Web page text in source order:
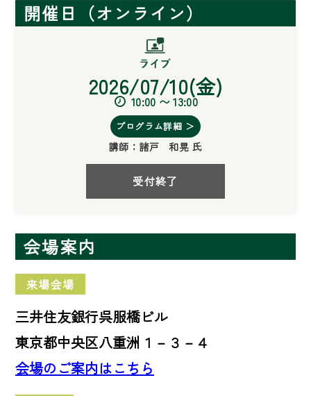
開催日（オンライン）
2026/07/10(金)
10:00 〜 13:00
プログラム詳細 ＞
講師： 諸戸 和晃 氏
受付終了
会場案内
来場会場
三井住友銀行呉服橋ビル
東京都中央区八重洲１－３－４
会場のご案内はこちら